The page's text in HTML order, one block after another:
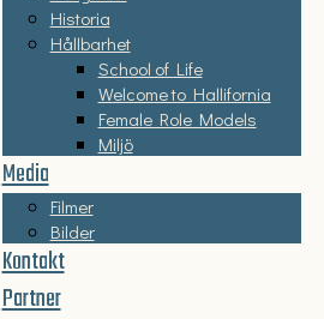
Historia
Hållbarhet
School of Life
Welcome to Hallifornia
Female Role Models
Miljö
Media
Filmer
Bilder
Kontakt
Partner